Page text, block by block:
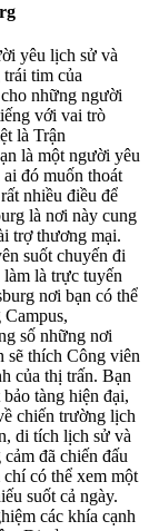
yêu lịch sử và
tim của
những người
với vai trò
là Trận
là một người yêu
đó muốn thoát
nhiều điều để
là nơi này cung
trợ thương mại.
suốt chuyến đi
là trực tuyến
nơi bạn có thể
số những nơi
thích Công viên
của thị trấn. Bạn
tàng hiện đại,
chiến trường lịch
di tích lịch sử và
đã chiến đấu
có thể xem một
suốt cả ngày.
các khía cạnh